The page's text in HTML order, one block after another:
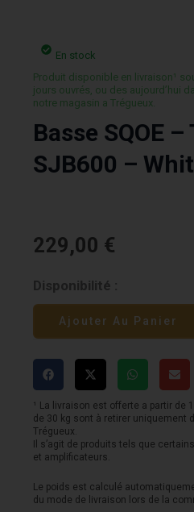
En stock
Produit disponible en livraison¹
jours ouvrés, ou des aujourd’hui
notre magasin a Trégueux.
Basse SQOE
SJB600 –
229,00 €
Disponibilité :
quantité
de
Basse
SQOE
Type
JB
-
SJB600
-
Ajouter Au Panier
¹ La livraison est offerte a partir de
de 30 kg sont à retirer uniquement
Trégueux.
Il s’agit de produits tels que
et amplificateurs.
Le poids est calculé
du mode de livraison lors de la